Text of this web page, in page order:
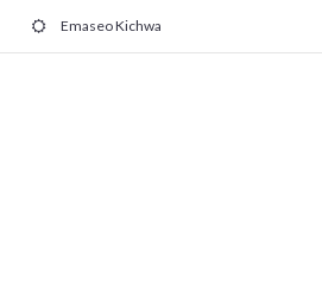
Emaseo Kichwa